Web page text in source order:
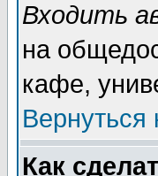
Входить
на
кафе,
Вернуться
Как